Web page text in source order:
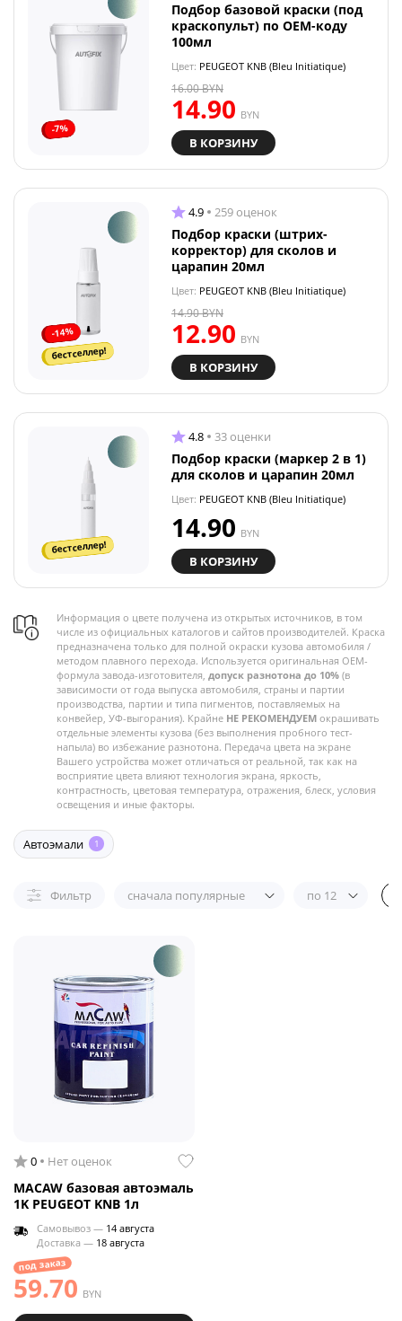
-7%
Подбор базовой краски (под
краскопульт) по OEM-коду
100мл
Цвет: PEUGEOT KNB (Bleu Initiatique)
14.90 BYN
16.00BYN
В КОРЗИНУ
-14%
бестселлер!
4.9 259 оценок
Подбор краски (штрих-
корректор) для сколов и
царапин 20мл
Цвет: PEUGEOT KNB (Bleu Initiatique)
12.90 BYN
14.90BYN
В КОРЗИНУ
бестселлер!
4.8 33 оценки
Подбор краски (маркер 2 в 1)
для сколов и царапин 20мл
Цвет: PEUGEOT KNB (Bleu Initiatique)
14.90 BYN
В КОРЗИНУ
Информация о цвете получена из открытых источников, в том
числе из официальных каталогов и сайтов производителей. Краска
предназначена только для полной окраски кузова автомобиля /
методом плавного перехода. Используется оригинальная OEM-
формула завода-изготовителя, допуск разнотона до 10% (в
зависимости от года выпуска автомобиля, страны и партии
производства, партии и типа пигментов, поставляемых на
конвейер, УФ-выгорания). Крайне НЕ РЕКОМЕНДУЕМ окрашивать
отдельные элементы кузова (без выполнения пробного тест-
напыла) во избежание разнотона. Передача цвета на экране
Вашего устройства может отличаться от реальной, так как на
восприятие цвета влияют технология экрана, яркость,
контрастность, цветовая температура, отражения, блеск, условия
освещения и иные факторы.
Автоэмали 1
Фильтр сначала популярные по 12
0 Нет оценок
MACAW базовая автоэмаль
1K PEUGEOT KNB 1л
Самовывоз — 14 августа
Доставка — 18 августа
под заказ
59.70 BYN